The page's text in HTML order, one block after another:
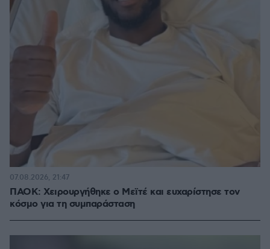
ΠΑΟΚ: Χειρουργήθηκε ο Μεϊτέ και ευχαρίστησε τον
κόσμο για τη συμπαράσταση
07.08.2026, 21:47